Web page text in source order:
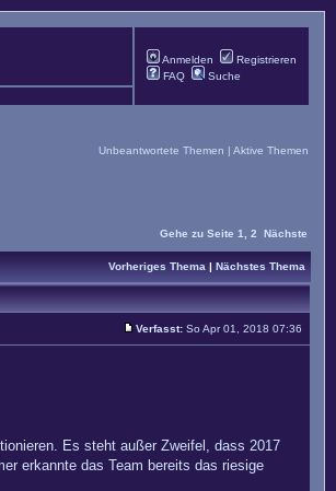
Anmelden
Registrieren
FAQ
Suche
Unbeantwortete Themen | Aktive Themen
Gehe zu Seite 1 2 Nächste
Vorheriges Thema | Nächstes Thema
Verfasst: So Apr 01, 2018 07:36
Es steht außer Zweifel, dass 2017
erkannte das Team bereits das riesige